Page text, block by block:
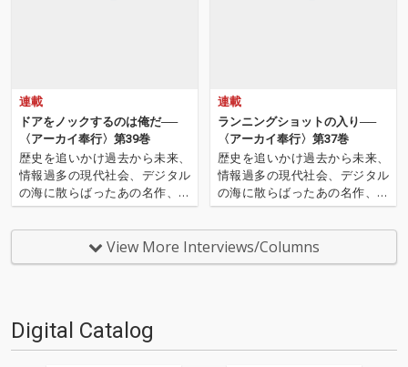
連載
ドアをノックするのは俺だ──
〈アーカイ奉行〉第39巻
歴史を追いかけ過去から未来、
情報過多の現代社会、デジタル
の海に散らばったあの名作、こ
の名作たちをひとつにまとめる
仕事人…!〈アーカイ奉行〉が今
日もデジタルの乱世を治め
る…!'''〈アーカイ奉行〉と
連載
ランニングショットの入り──
〈アーカイ奉行〉第37巻
歴史を追いかけ過去から未来、
情報過多の現代社会、デジタル
の海に散らばったあの名作、こ
の名作たちをひとつにまとめる
仕事人…!〈アーカイ奉行〉が今
日もデジタルの乱世を治め
る…!'''〈アーカイ奉行〉と
View More Interviews/Columns
Digital Catalog